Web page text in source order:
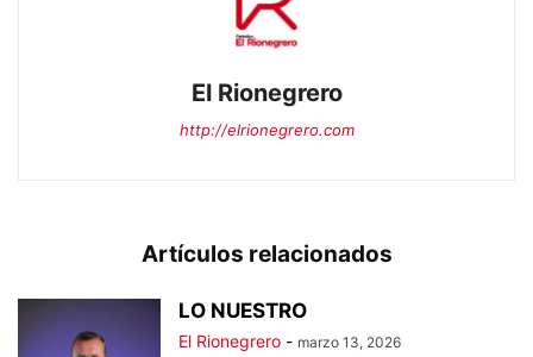
El Rionegrero
http://elrionegrero.com
Artículos relacionados
LO NUESTRO
El Rionegrero - marzo 13, 2026